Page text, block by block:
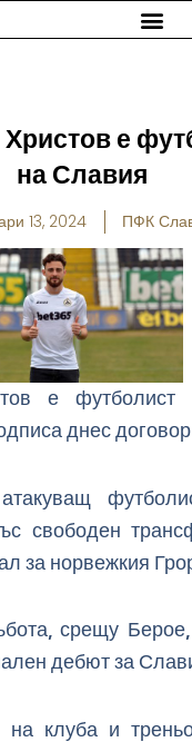
е
на Славия
13, 2024 ПФК
е футболист
днес договор
свободен
за норвежкия
срещу
дебют за
на клуба и